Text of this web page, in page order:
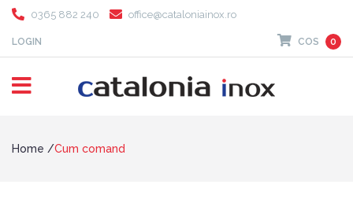
0365 882 240 office@cataloniainox.ro
LOGIN COS 0
Home Cum comand